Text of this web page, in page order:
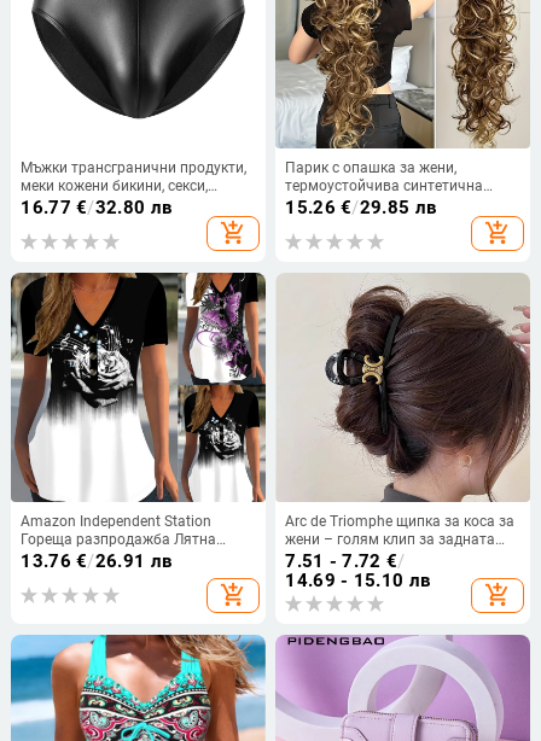
Мъжки трансгранични продукти,
меки кожени бикини, секси,
прилепнали, меки кожени шорти,
16.77 €/32.80 лв
add_shopping_cart
Парик с опашка за жени,
термоустойчива синтетична
нишка, механична конструкция,
боядисва или подлага на
15.26 €/29.85 лв
add_shopping_cart
Amazon Independent Station
Гореща разпродажба Лятна
дамска тениска с къс ръкав,
деколте, ежедневна тениска с къс
13.76 €/26.91 лв
add_shopping_cart
Arc de Triomphe щипка за коса за
жени – голям клип за задната
част на главата, акула-образна
луксозна щипка
7.51 - 7.72 €/
14.69 - 15.10 лв
add_shopping_cart